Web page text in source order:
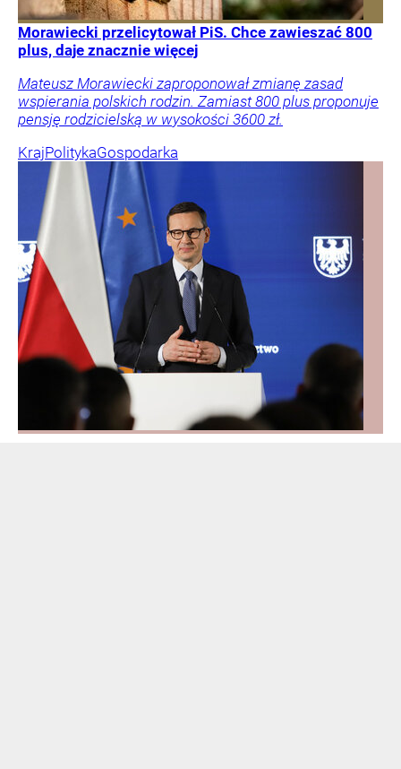
Morawiecki przelicytował PiS. Chce zawieszać 800
plus, daje znacznie więcej
Mateusz Morawiecki zaproponował zmianę zasad
wspierania polskich rodzin. Zamiast 800 plus proponuje
pensję rodzicielską w wysokości 3600 zł.
KrajPolitykaGospodarka